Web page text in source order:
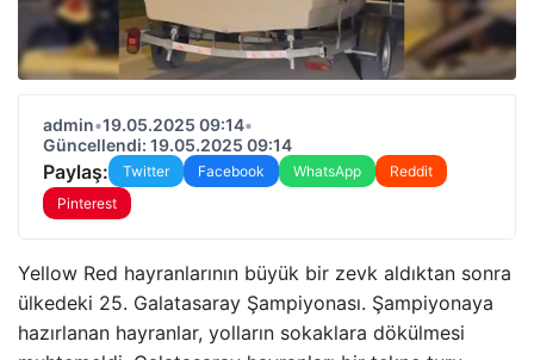
admin•19.05.2025 09:14•
Güncellendi: 19.05.2025 09:14
Paylaş: Twitter Facebook WhatsApp
Reddit
Pinterest
Yellow Red hayranlarının büyük bir zevk aldıktan sonra
ülkedeki 25. Galatasaray Şampiyonası. Şampiyonaya
hazırlanan hayranlar, yolların sokaklara dökülmesi